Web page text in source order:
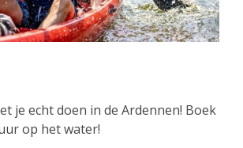
je echt doen in de Ardennen! Boek
op het water!